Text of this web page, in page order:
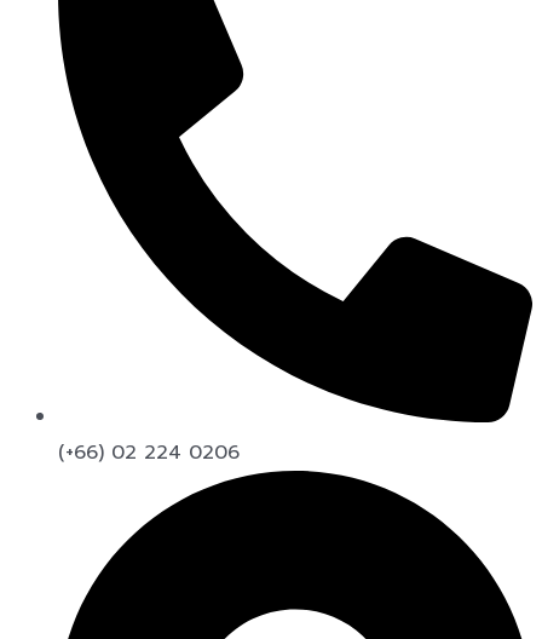
(+66) 02 224 0206